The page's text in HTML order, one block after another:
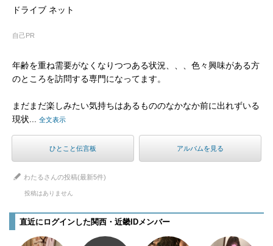
ドライブ ネット
自己PR
年齢を重ね需要がなくなりつつある状況、、、色々興味がある方
のところを訪問する専門になってます。
まだまだ楽しみたい気持ちはあるもののなかなか前に出れずいる
現状...
全文表示
ひとこと伝言板 アルバムを見る
わたるさんの投稿(最新5件)
投稿はありません
直近にログインした関西・近畿IDメンバー